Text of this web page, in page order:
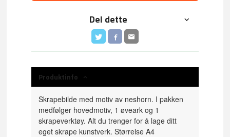
Del dette
Produktinfo
Skrapebilde med motiv av neshorn. I pakken
medfølger hovedmotiv, 1 øveark og 1
skrapeverktøy. Alt du trenger for å lage ditt
eget skrape kunstverk. Størrelse A4